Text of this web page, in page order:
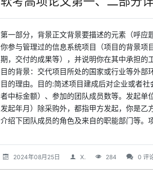
第一部分，背景正文背景要描述的元素（呼
你参与管理过的信息系统项目（项目的背景
期，交付的成果等），并说明你在其中承担
目的背景：交代项目所处的国家或行业等外
目的理由。目的:简述项目建成后对企业或者
者中标金额）、参加的团队成员数等。发起
发起年月）除采购外，都指甲方发起，你是
介绍下团队成员的角色及来自的职能部门等。
2024年08月25日 X. 284 0 评